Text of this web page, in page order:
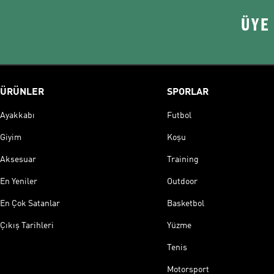
ÜRÜNLER
Ayakkabı
Giyim
Aksesuar
En Yeniler
En Çok Satanlar
Çıkış Tarihleri
SPORLAR
Futbol
Koşu
Training
Outdoor
Basketbol
Yüzme
Tenis
Motorsport